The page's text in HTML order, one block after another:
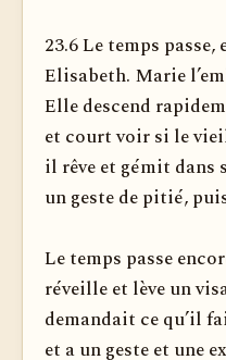
23.6 Le temps
Elisabeth. Marie
Elle descend
et court voir si le
il rêve et gémit
un geste de pitié,
Le temps passe
réveille et lève un
demandait ce qu’il
et a un geste et une